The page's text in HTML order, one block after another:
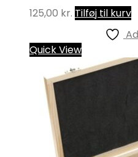
125,00 kr. Tilføj til kurv
Quick View